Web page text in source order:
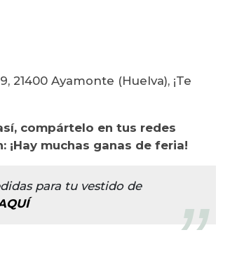
21400 Ayamonte (Huelva), ¡Te
compártelo en tus redes
muchas ganas de feria!
para tu vestido de